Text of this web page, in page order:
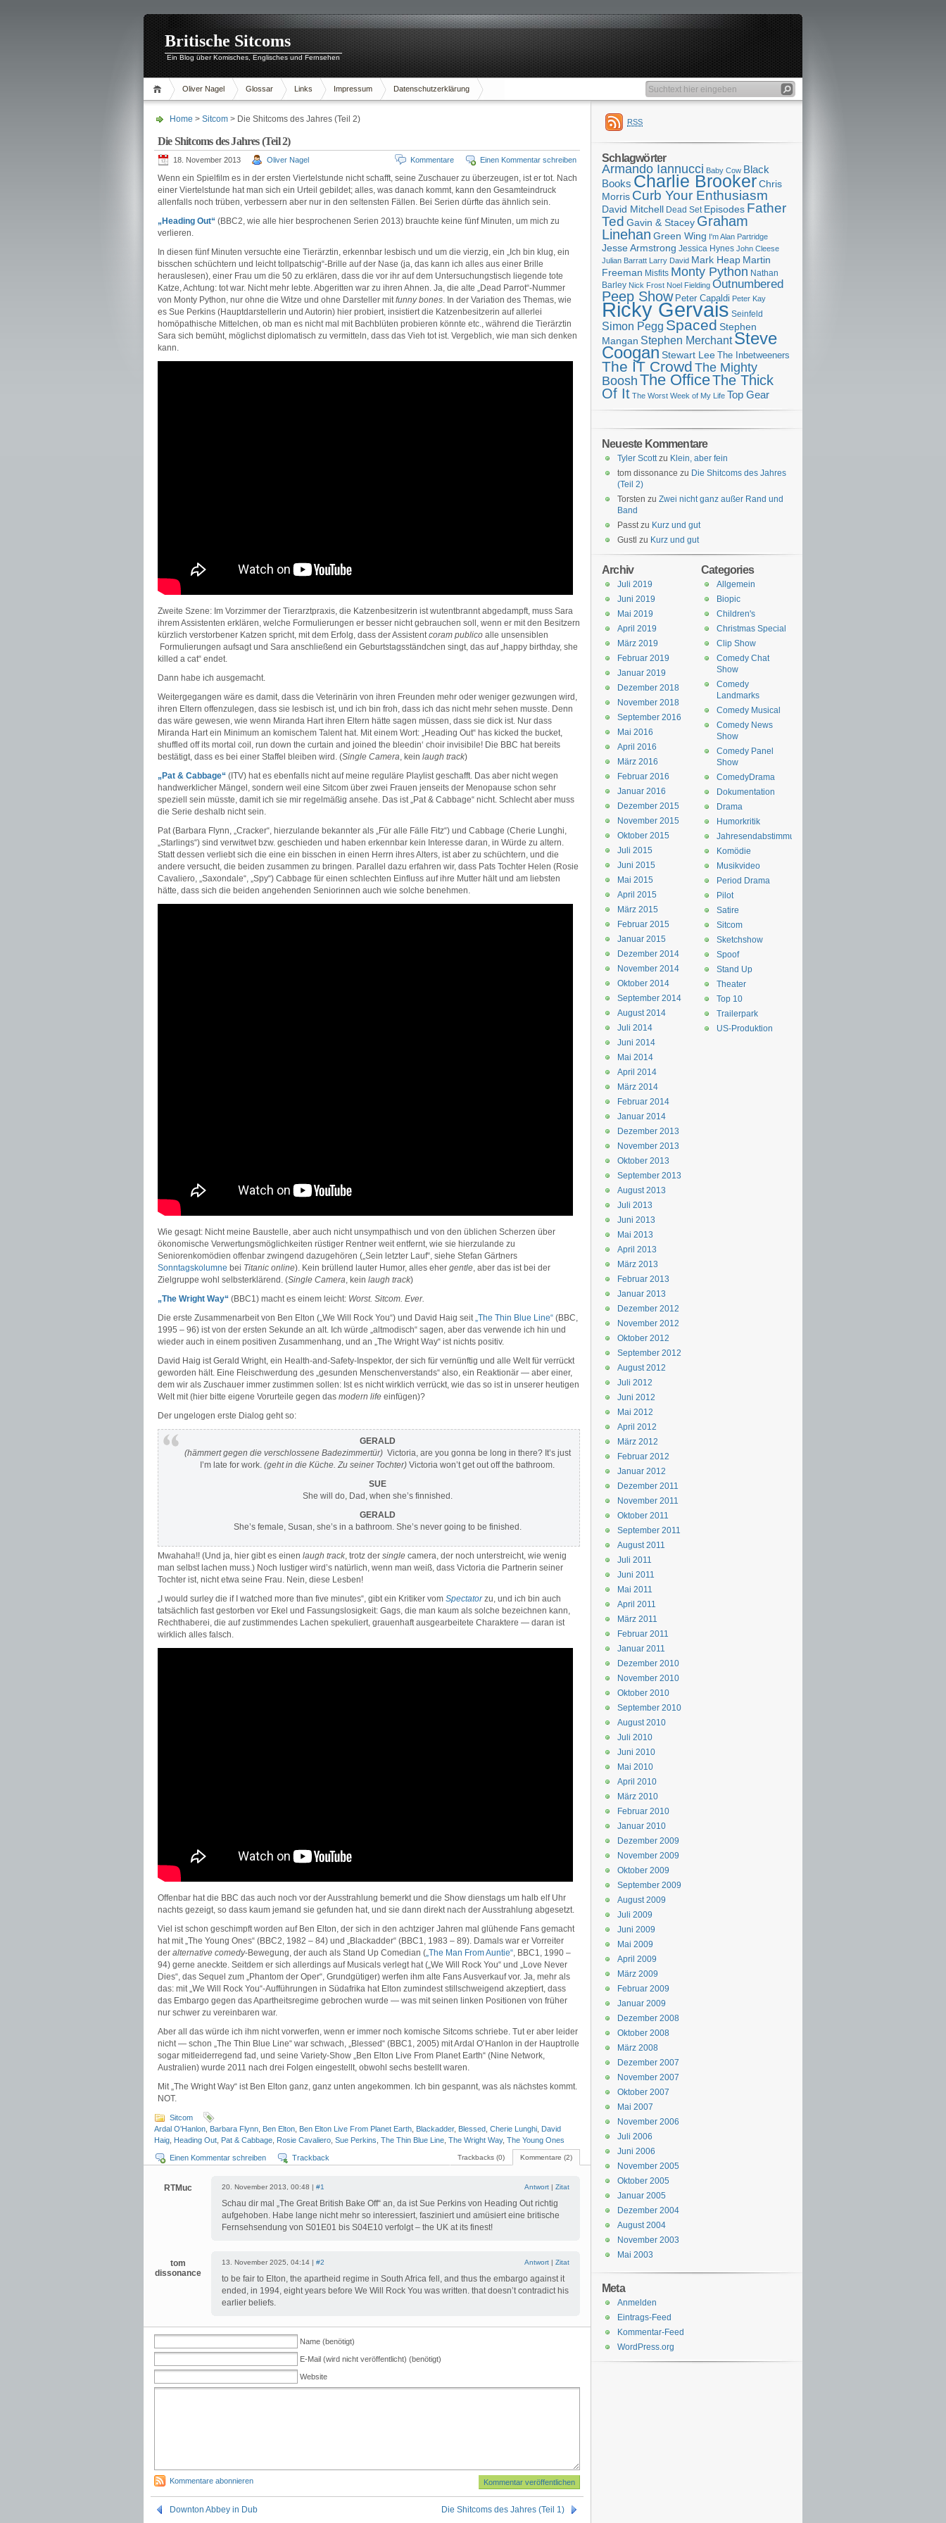
Britische Sitcoms
Ein Blog über Komisches, Englisches und Fernsehen
Oliver Nagel Glossar Links Impressum Datenschutzerklärung
Home > Sitcom > Die Shitcoms des Jahres (Teil 2)
Die Shitcoms des Jahres (Teil 2)
18. November 2013 Oliver Nagel Einen Kommentar schreiben
Kommentare
Wenn ein Spielfilm es in der ersten Viertelstunde nicht schafft, seine Zuschauer zu überzeugen, ist er tot. Nach
einer Viertelstunde hat man sich ein Urteil gebildet; alles, was danach kommt, kann den Gesamteindruck
allenfalls noch trüben, verbessern aber nur in den seltensten Fällen. Bei Serien dürfte das ähnlich sein.
„Heading Out“ (BBC2, wie alle hier besprochenen Serien 2013) brauchte keine fünf Minuten, um mich zu
verlieren.
In diesen fünf Minuten versuchte eine Tierärztin, erkennbar lesbisch und um die vierzig, ein „Ich bin klug, ein
bisschen schüchtern und leicht tollpatschig“-Brille auf der Nase (ja, das kann ich alles aus einer Brille
herauslesen), einer Frau um die 50 zu erklären, dass die vor ihr auf dem Untersuchungstisch liegende tote
Katze, Achtung: tot war. Nicht mehr lebte. Abgeritten war zu ihren Ahnen. Ja, die alte „Dead Parrot“-Nummer
von Monty Python, nur ohne die Witze und ohne Darsteller mitfunny bones. In der Variation des Themas, wie
es Sue Perkins (Hauptdarstellerin und Autorin) hier probiert, insistiert die Katzenbesitzerin auf allerlei
homöpathische Mittelchen, ob man es nicht mal mit Bachblüten probieren könnte etc., während die Tierärztin
Sara sich bemüht, möglichst diplomatisch zu vermitteln, dass das Vieh tot ist. Vergeblich, wie man sich denken
kann.
Zweite Szene: Im Vorzimmer der Tierarztpraxis, die Katzenbesitzerin ist wutentbrannt abgedampft, muss Sara
ihrem Assistenten erklären, welche Formulierungen er besser nicht gebrauchen soll, wenn er mit den Besitzern
kürzlich verstorbener Katzen spricht, mit dem Erfolg, dass der Assistentcoram publico alle unsensiblen
Formulierungen aufsagt und Sara anschließend ein Geburtstagsständchen singt, das auf „happy birthday, she
killed a cat“ endet.
Dann habe ich ausgemacht.
Weitergegangen wäre es damit, dass die Veterinärin von ihren Freunden mehr oder weniger gezwungen wird,
ihren Eltern offenzulegen, dass sie lesbisch ist, und ich bin froh, dass ich das nicht mehr sehen musste. Denn
das wäre gewesen, wie wenn Miranda Hart ihren Eltern hätte sagen müssen, dass sie dick ist. Nur dass
Miranda Hart ein Minimum an komischem Talent hat. Mit einem Wort: „Heading Out“ has kicked the bucket,
shuffled off its mortal coil, run down the curtain and joined the bleedin‘ choir invisibile! Die BBC hat bereits
bestätigt, dass es bei einer Staffel bleiben wird. (Single Camera, kein laugh track)
„Pat & Cabbage“ (ITV) hat es ebenfalls nicht auf meine reguläre Playlist geschafft. Das aber nicht wegen
handwerklicher Mängel, sondern weil eine Sitcom über zwei Frauen jenseits der Menopause schon sehr
speziell sein müsste, damit ich sie mir regelmäßig ansehe. Das ist „Pat & Cabbage“ nicht. Schlecht aber muss
die Serie deshalb nicht sein.
Pat (Barbara Flynn, „Cracker“, hierzulande bekannter als „Für alle Fälle Fitz“) und Cabbage (Cherie Lunghi,
„Starlings“) sind verwitwet bzw. geschieden und haben erkennbar kein Interesse daran, in Würde zu altern.
Statt dessen verliebt sich die eine ein bisschen in einen Herrn ihres Alters, ist aber zu schüchtern, und die
andere versucht, die beiden zusammen zu bringen. Parallel dazu erfahren wir, dass Pats Tochter Helen (Rosie
Cavaliero, „Saxondale“, „Spy“) Cabbage für einen schlechten Einfluss auf ihre Mutter hält und am liebsten
hätte, dass sich die beiden angehenden Seniorinnen auch wie solche benehmen.
Wie gesagt: Nicht meine Baustelle, aber auch nicht unsympathisch und von den üblichen Scherzen über
ökonomische Verwertungsmöglichkeiten rüstiger Rentner weit entfernt, wie sie hierzulande zu
Seniorenkomödien offenbar zwingend dazugehören („Sein letzter Lauf“, siehe Stefan Gärtners
Sonntagskolumne bei Titanic online). Kein brüllend lauter Humor, alles eher gentle, aber das ist bei der
Zielgruppe wohl selbsterklärend. (Single Camera, kein laugh track)
„The Wright Way“ (BBC1) macht es einem leicht: Worst. Sitcom. Ever.
Die erste Zusammenarbeit von Ben Elton („We Will Rock You“) und David Haig seit„The Thin Blue Line“ (BBC,
1995 – 96) ist von der ersten Sekunde an alt. Ich würde „altmodisch“ sagen, aber das verwende ich hin und
wieder auch in einem positiven Zusammenhang, und an „The Wright Way“ ist nichts positiv.
David Haig ist Gerald Wright, ein Health-and-Safety-Inspektor, der sich für vernünftig und alle Welt für verrückt
geworden hält. Eine Fleischwerdung des „gesunden Menschenverstands“ also, ein Reaktionär — aber einer,
dem wir als Zuschauer immer zustimmen sollen: Ist es nicht wirklich verrückt, wie das so ist in unserer heutigen
Welt mit (hier bitte eigene Vorurteile gegen das modern life einfügen)?
Der ungelogen erste Dialog geht so:
GERALD
(hämmert gegen die verschlossene Badezimmertür)Victoria, are you gonna be long in there? It’s just
I’m late for work. (geht in die Küche. Zu seiner Tochter) Victoria won’t get out off the bathroom.
SUE
She will do, Dad, when she’s finnished.
GERALD
She’s female, Susan, she’s in a bathroom. She’s never going to be finished.
Mwahaha!! (Und ja, hier gibt es einen laugh track, trotz der single camera, der noch unterstreicht, wie wenig
man selbst lachen muss.) Noch lustiger wird’s natürlich, wenn man weiß, dass Victoria die Partnerin seiner
Tochter ist, nicht etwa seine Frau. Nein, diese Lesben!
„I would surley die if I watched more than five minutes“, gibt ein Kritiker vom Spectatorzu, und ich bin auch
tatsächlich fast gestorben vor Ekel und Fassungslosigkeit: Gags, die man kaum als solche bezeichnen kann,
Rechthaberei, die auf zustimmendes Lachen spekuliert, grauenhaft ausgearbeitete Charaktere — daran ist
wirklich alles falsch.
Offenbar hat die BBC das auch noch vor der Ausstrahlung bemerkt und die Show dienstags um halb elf Uhr
nachts gezeigt, so dass kaum jemand sie gefunden hat, und sie dann direkt nach der Ausstrahlung abgesetzt.
Viel ist schon geschimpft worden auf Ben Elton, der sich in den achtziger Jahren mal glühende Fans gemacht
hat mit „The Young Ones“ (BBC2, 1982 – 84) und „Blackadder“ (BBC1, 1983 – 89). Damals war er Vorreiter
der alternative comedy-Bewegung, der auch als Stand Up Comedian („The Man From Auntie“, BBC1, 1990 –
94) gerne aneckte. Seitdem er sich allerdings auf Musicals verlegt hat („We Will Rock You“ und „Love Never
Dies“, das Sequel zum „Phantom der Oper“, Grundgütiger) werfen ihm alte Fans Ausverkauf vor. Ja, mehr als
das: mit „We Will Rock You“-Aufführungen in Südafrika hat Elton zumindest stillschweigend akzeptiert, dass
das Embargo gegen das Apartheitsregime gebrochen wurde — was mit seinen linken Positionen von früher
nur schwer zu vereinbaren war.
Aber all das würde ich ihm nicht vorwerfen, wenn er immer noch komische Sitcoms schriebe. Tut er aber leider
nicht — schon „The Thin Blue Line“ war schwach, „Blessed“ (BBC1, 2005) mit Ardal O’Hanlon in der Hauptrolle
sogar mitleiderregend fad, und seine Variety-Show „Ben Elton Live From Planet Earth“ (Nine Network,
Australien) wurde 2011 nach drei Folgen eingestellt, obwohl sechs bestellt waren.
Mit „The Wright Way“ ist Ben Elton ganz, ganz unten angekommen. Ich bin gespannt, was als nächstes kommt.
NOT.
Sitcom
Ardal O'Hanlon Barbara Flynn Ben Elton Ben Elton Live From Planet Earth Blackadder, Blessed Cherie Lunghi David
Haig Heading Out Pat & Cabbage Rosie Cavaliero Sue Perkins The Thin Blue Line The Wright Way, The Young Ones
Kommentare (2)
Trackbacks (0)
Einen Kommentar schreiben Trackback
RTMuc 20. November 2013, 00:48 | #1 Antwort | Zitat
Schau dir mal „The Great British Bake Off“ an, da ist Sue Perkins von Heading Out richtig
aufgehoben. Habe lange nicht mehr so interessiert, fasziniert und amüsiert eine britische
Fernsehsendung von S01E01 bis S04E10 verfolgt – the UK at its finest!
tom
dissonance
13. November 2025, 04:14 | #2 Antwort | Zitat
to be fair to Elton, the apartheid regime in South Africa fell, and thus the embargo against it
ended, in 1994, eight years before We Will Rock You was written. that doesn’t contradict his
earlier beliefs.
Name (benötigt)
E-Mail (wird nicht veröffentlicht) (benötigt)
Website
Kommentare abonnieren
Downton Abbey in Dub Die Shitcoms des Jahres (Teil 1)
RSS
Schlagwörter
Armando Iannucci Baby Cow Black
Books Charlie BrookerChris
Morris Curb Your Enthusiasm
David Mitchell Dead Set Episodes Father
Ted Gavin & Stacey Graham
Linehan Green Wing I'm Alan Partridge
Jesse Armstrong Jessica Hynes John Cleese
Julian Barratt Larry David Mark Heap Martin
Freeman Misfits Monty Python Nathan
Barley Nick Frost Noel Fielding Outnumbered
Peep Show Peter Capaldi Peter Kay
Ricky Gervais Seinfeld
Simon Pegg Spaced Stephen
Mangan Stephen Merchant Steve
CooganStewart Lee The Inbetweeners
The IT Crowd The Mighty
Boosh The OfficeThe Thick
Of It The Worst Week of My Life Top Gear
Neueste Kommentare
Tyler Scottzu Klein, aber fein
tom dissonance zu Die Shitcoms des Jahres
(Teil 2)
Torsten zu Zwei nicht ganz außer Rand und
Band
Passtzu Kurz und gut
Gustl zu Kurz und gut
Categories
Allgemein
Biopic
Children's
Christmas Special
Clip Show
Comedy Chat
Show
Comedy
Landmarks
Comedy Musical
Comedy News
Show
Comedy Panel
Show
ComedyDrama
Dokumentation
Drama
Humorkritik
Jahresendabstimmung
Komödie
Musikvideo
Period Drama
Pilot
Satire
Sitcom
Sketchshow
Spoof
Stand Up
Theater
Top 10
Trailerpark
US-Produktion
Archiv
Juli 2019
Juni 2019
Mai 2019
April 2019
März 2019
Februar 2019
Januar 2019
Dezember 2018
November 2018
September 2016
Mai 2016
April 2016
März 2016
Februar 2016
Januar 2016
Dezember 2015
November 2015
Oktober 2015
Juli 2015
Juni 2015
Mai 2015
April 2015
März 2015
Februar 2015
Januar 2015
Dezember 2014
November 2014
Oktober 2014
September 2014
August 2014
Juli 2014
Juni 2014
Mai 2014
April 2014
März 2014
Februar 2014
Januar 2014
Dezember 2013
November 2013
Oktober 2013
September 2013
August 2013
Juli 2013
Juni 2013
Mai 2013
April 2013
März 2013
Februar 2013
Januar 2013
Dezember 2012
November 2012
Oktober 2012
September 2012
August 2012
Juli 2012
Juni 2012
Mai 2012
April 2012
März 2012
Februar 2012
Januar 2012
Dezember 2011
November 2011
Oktober 2011
September 2011
August 2011
Juli 2011
Juni 2011
Mai 2011
April 2011
März 2011
Februar 2011
Januar 2011
Dezember 2010
November 2010
Oktober 2010
September 2010
August 2010
Juli 2010
Juni 2010
Mai 2010
April 2010
März 2010
Februar 2010
Januar 2010
Dezember 2009
November 2009
Oktober 2009
September 2009
August 2009
Juli 2009
Juni 2009
Mai 2009
April 2009
März 2009
Februar 2009
Januar 2009
Dezember 2008
Oktober 2008
März 2008
Dezember 2007
November 2007
Oktober 2007
Mai 2007
November 2006
Juli 2006
Juni 2006
November 2005
Oktober 2005
Januar 2005
Dezember 2004
August 2004
November 2003
Mai 2003
Meta
Anmelden
Eintrags-Feed
Kommentar-Feed
WordPress.org